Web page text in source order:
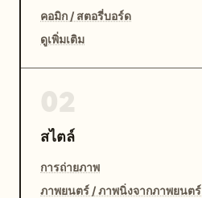
คอมิก / สตอรี่บอร์ด
ดูเพิ่มเติม
สไตล์
การถ่ายภาพ
ภาพยนตร์ / ภาพนิ่งจากภาพยนตร์